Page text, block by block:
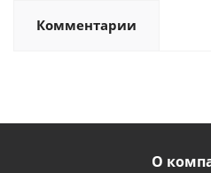
Комментарии
О